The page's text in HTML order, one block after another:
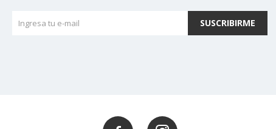
SUSCRIBIRME